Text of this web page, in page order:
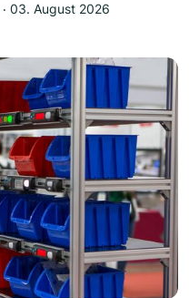
‧ 03. August 2026